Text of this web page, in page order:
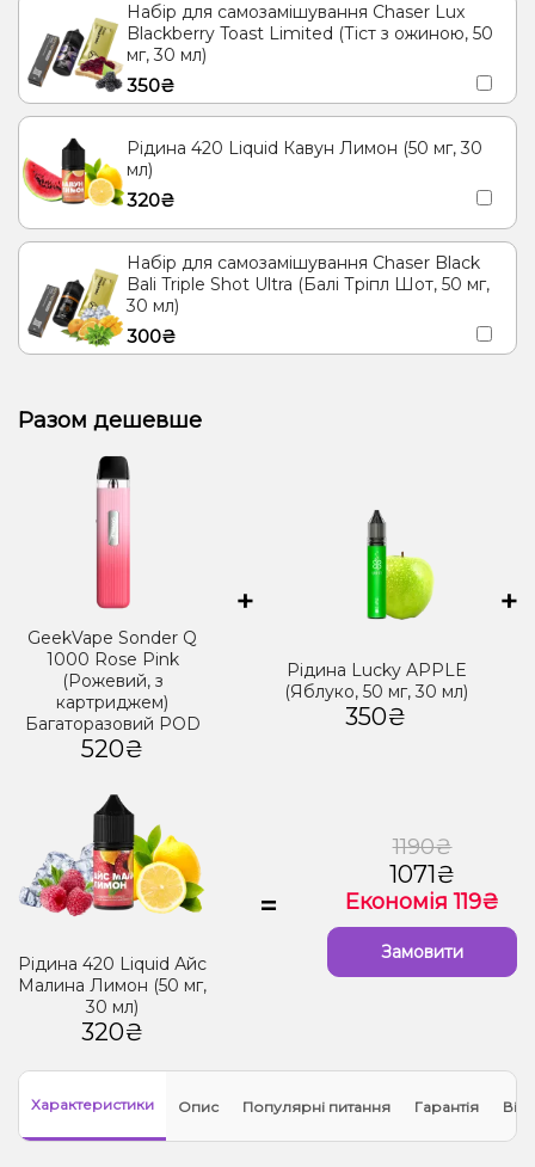
Набір для самозамішування Chaser Lux
Blackberry Toast Limited (Тіст з ожиною, 50
мг, 30 мл)
350₴
Рідина 420 Liquid Кавун Лимон (50 мг, 30
мл)
320₴
Набір для самозамішування Chaser Black
Bali Triple Shot Ultra (Балі Тріпл Шот, 50 мг,
30 мл)
300₴
Разом дешевше
GeekVape Sonder Q
1000 Rose Pink
(Рожевий, з
картриджем)
Багаторазовий POD
520₴
+
Рідина Lucky APPLE
(Яблуко, 50 мг, 30 мл)
350₴
+
Рідина 420 Liquid Айс
Малина Лимон (50 мг,
30 мл)
320₴
=
1190₴
1071₴
Економія 119₴
Замовити
Характеристики Опис Популярні питання Гарантія